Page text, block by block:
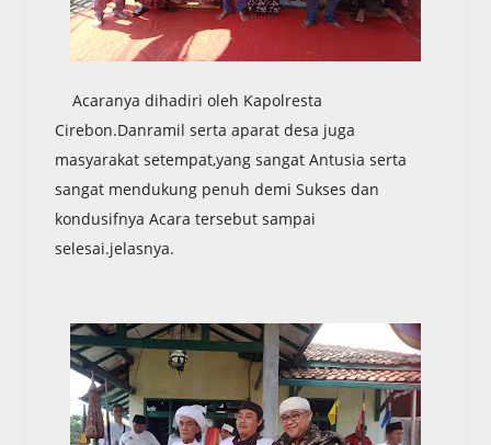
Acaranya dihadiri oleh Kapolresta
Cirebon.Danramil serta aparat desa juga
masyarakat setempat,yang sangat Antusia serta
sangat mendukung penuh demi Sukses dan
kondusifnya Acara tersebut sampai
selesai.jelasnya.